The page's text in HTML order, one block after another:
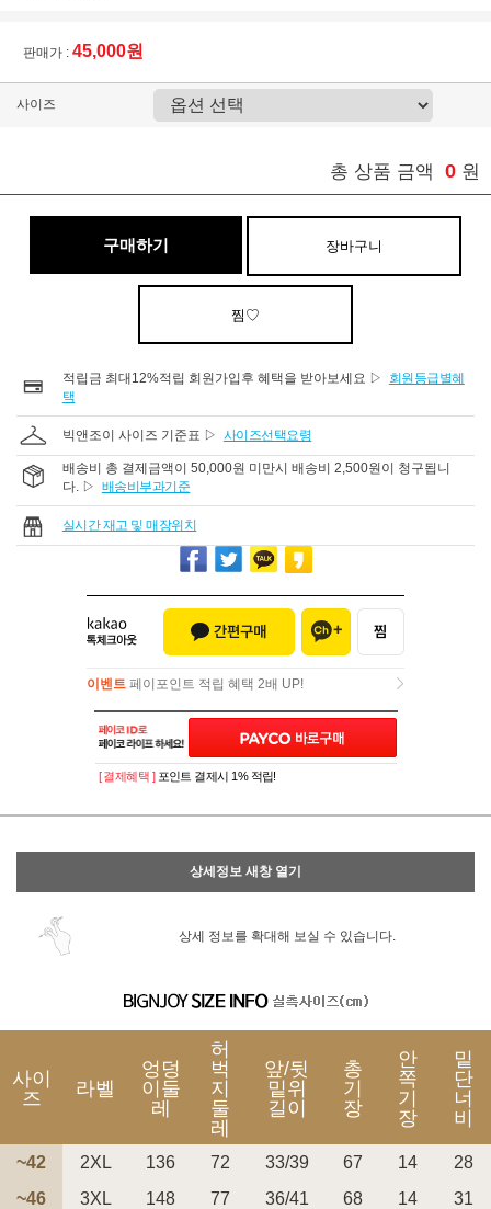
판매가 : 45,000원
사이즈
총 상품 금액 0 원
구매하기 장바구니
찜♡
적립금 최대12%적립 회원가입후 혜택을 받아보세요 ▷
회원등급별혜
택
빅앤조이 사이즈 기준표 ▷ 사이즈선택요령
배송비 총 결제금액이 50,000원 미만시 배송비 2,500원이 청구됩니
다. ▷ 배송비부과기준
실시간 재고 및 매장위치
이벤트 페이포인트 적립 혜택 2배 UP!
이벤트페이포인트 적립 혜택 2배 UP!
[ 결제혜택 ] 포인트 결제시 1% 적립!
상세정보 새창 열기
상세 정보를 확대해 보실 수 있습니다.
사이
즈
라벨
엉덩
이둘
레
허
벅
지
둘
레
앞/뒷
밑위
길이
총
기
장
안
쪽
기
장
밑
단
너
비
~42 2XL 136 72 33/39 67 14
28
~46
3XL 148 77 36/41 68 14
31